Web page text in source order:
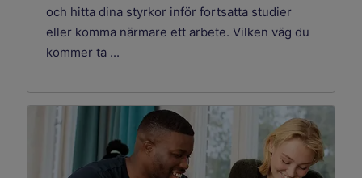
och hitta dina styrkor inför fortsatta studier
eller komma närmare ett arbete. Vilken väg du
kommer ta ...